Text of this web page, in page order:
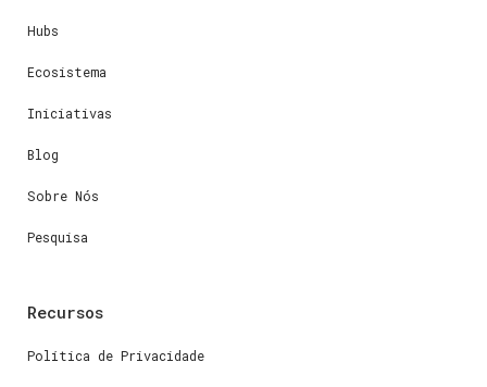
Hubs
Ecosistema
Iniciativas
Blog
Sobre Nós
Pesquisa
Recursos
Política de Privacidade